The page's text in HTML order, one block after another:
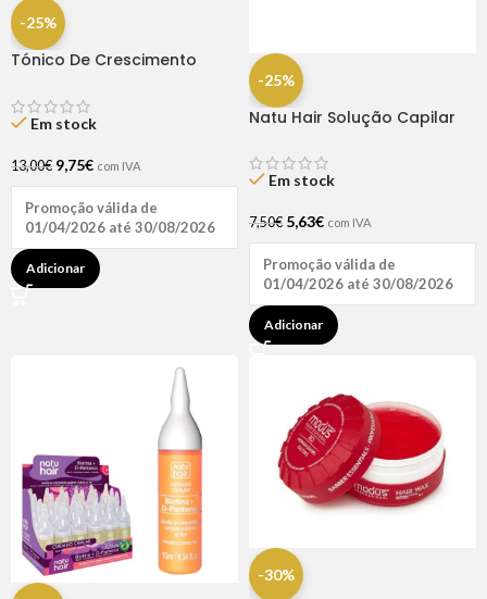
-25%
Tónico De Crescimento
Em stock
13,00€ 9,75€ com IVA
Promoção válida de
01/04/2026 até 30/08/2026
Adicionar
-25%
Natu Hair Solução Capilar
Em stock
7,50€ 5,63€ com IVA
Promoção válida de
01/04/2026 até 30/08/2026
Adicionar
-30%